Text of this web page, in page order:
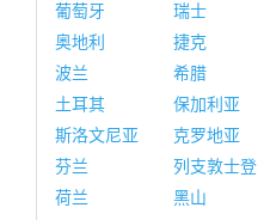
葡萄牙
瑞士
奥地利
捷克
波兰
希腊
土耳其
保加利亚
斯洛文尼亚
克罗地亚
芬兰
列支敦士登
荷兰
黑山